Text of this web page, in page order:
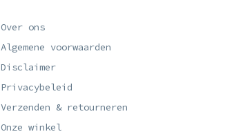
Over ons
Algemene voorwaarden
Disclaimer
Privacybeleid
Verzenden & retourneren
Onze winkel